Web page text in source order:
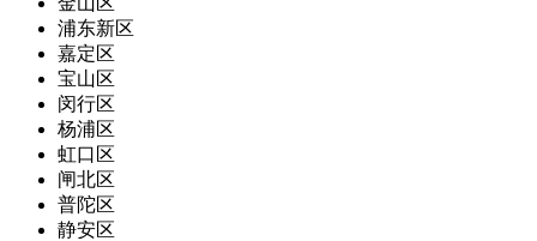
浦东新区
嘉定区
宝山区
闵行区
杨浦区
虹口区
闸北区
普陀区
静安区